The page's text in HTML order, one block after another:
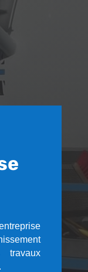
travaux